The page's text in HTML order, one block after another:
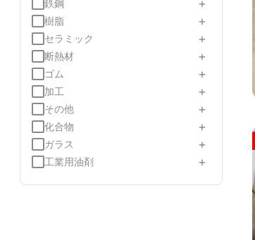
鉄鋼
樹脂 +
セラミック +
断熱材 +
ゴム +
加工 +
その他 +
化合物 +
ガラス +
工業用油剤 +